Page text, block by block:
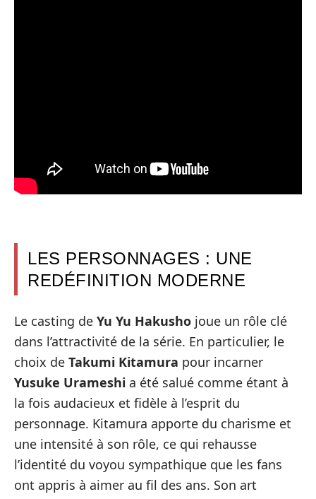
LES PERSONNAGES : UNE
REDÉFINITION MODERNE
Le casting de Yu Yu Hakusho joue un rôle clé
dans l’attractivité de la série. En particulier, le
choix de Takumi Kitamura pour incarner
Yusuke Urameshi a été salué comme étant à
la fois audacieux et fidèle à l’esprit du
personnage. Kitamura apporte du charisme et
une intensité à son rôle, ce qui rehausse
l’identité du voyou sympathique que les fans
ont appris à aimer au fil des ans. Son art